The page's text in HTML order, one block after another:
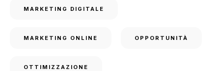
MARKETING DIGITALE
MARKETING ONLINE OPPORTUNITÀ
OTTIMIZZAZIONE